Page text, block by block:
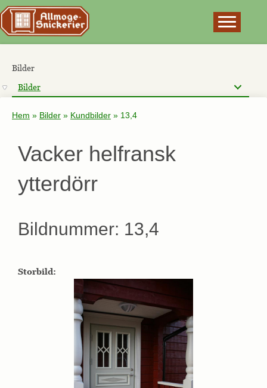
Bilder
Bilder
Hem » Bilder » Kundbilder » 13,4
Vacker helfransk
ytterdörr
Bildnummer: 13,4
Storbild: